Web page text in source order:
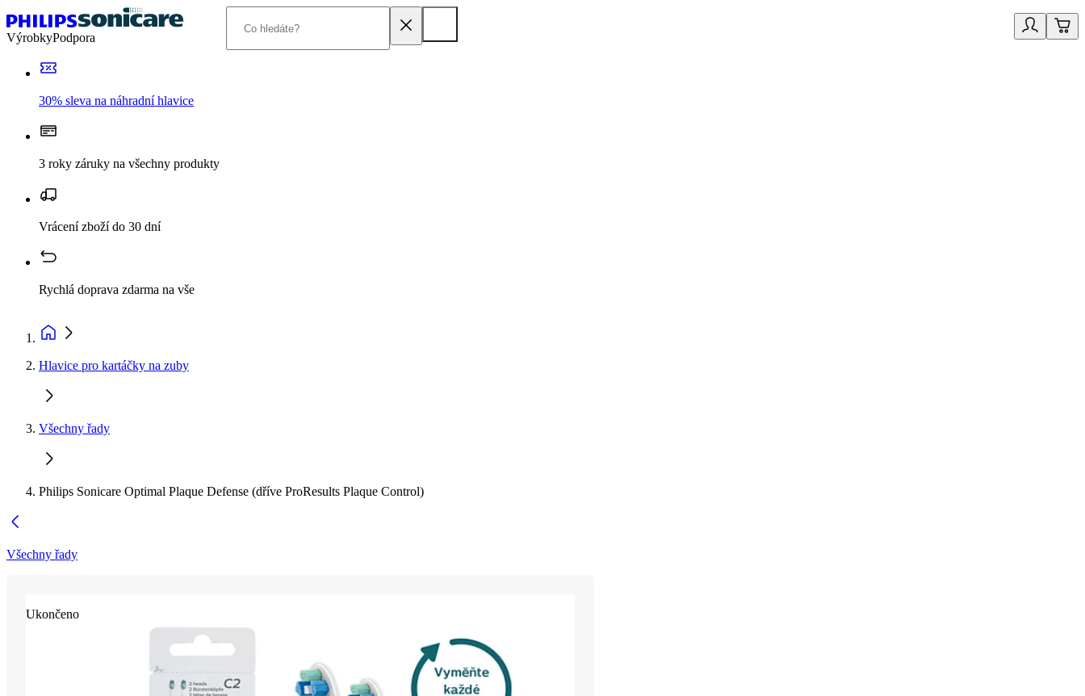
VýrobkyPodpora
30% sleva na náhradní hlavice
3 roky záruky na všechny produkty
Vrácení zboží do 30 dní
Rychlá doprava zdarma na vše
Hlavice pro kartáčky na zuby
Všechny řady
Philips Sonicare Optimal Plaque Defense (dříve ProResults Plaque Control)
Všechny řady
Ukončeno